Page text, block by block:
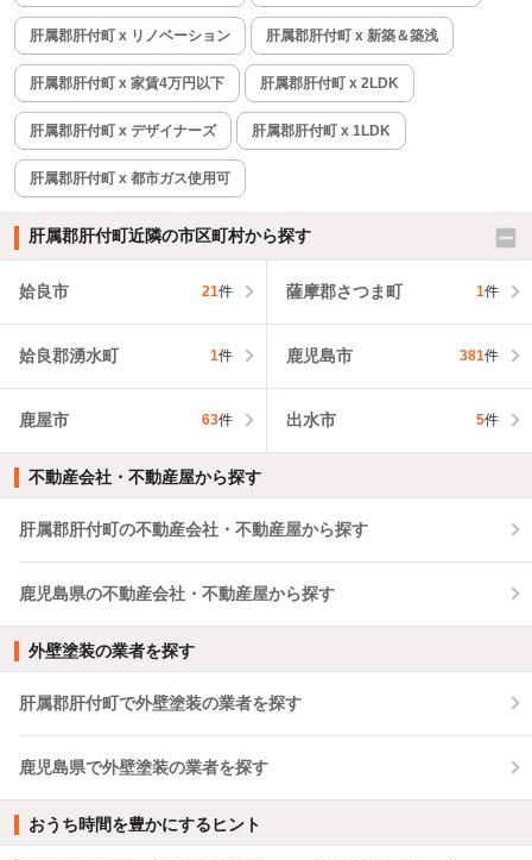
肝属郡肝付町 x リノベーション 肝属郡肝付町 x 新築＆築浅
肝属郡肝付町 x 家賃4万円以下 肝属郡肝付町 x 2LDK
肝属郡肝付町 x デザイナーズ 肝属郡肝付町 x 1LDK
肝属郡肝付町 x 都市ガス使用可
肝属郡肝付町近隣の市区町村から探す
姶良市 21件 薩摩郡さつま町 1件
姶良郡湧水町 1件 鹿児島市 381件
鹿屋市 63件 出水市 5件
不動産会社・不動産屋から探す
肝属郡肝付町の不動産会社・不動産屋から探す
鹿児島県の不動産会社・不動産屋から探す
外壁塗装の業者を探す
肝属郡肝付町で外壁塗装の業者を探す
鹿児島県で外壁塗装の業者を探す
おうち時間を豊かにするヒント